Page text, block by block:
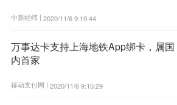
中新经纬 | 2020/11/6 9:19:44
万事达卡支持上海地铁App绑卡，属国
内首家
移动支付网 | 2020/11/6 9:15:29